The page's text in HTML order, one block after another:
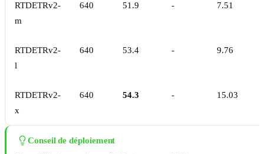
RTDETRv2-
m
640 51.9 - 7.51
RTDETRv2-
l
640 53.4 - 9.76
RTDETRv2-
x
640 54.3 - 15.03
Conseil de déploiement